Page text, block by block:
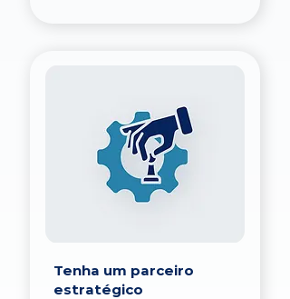
Tenha um parceiro
estratégico